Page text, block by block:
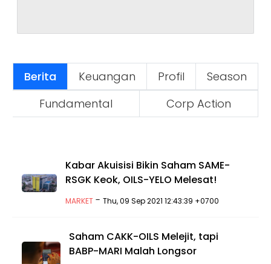
Berita Keuangan Profil
Season
Fundamental
Corp Action
Kabar Akuisisi Bikin Saham SAME-
RSGK Keok, OILS-YELO Melesat!
MARKET -Thu, 09 Sep 2021 12:43:39 +0700
Saham CAKK-OILS Melejit, tapi
BABP-MARI Malah Longsor